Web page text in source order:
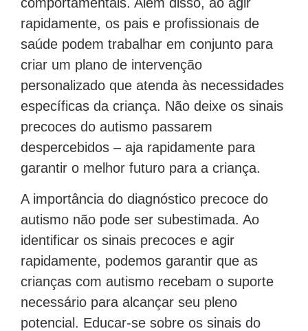
rapidamente, os pais e profissionais de
saúde podem trabalhar em conjunto para
criar um plano de intervenção
personalizado que atenda às necessidades
específicas da criança. Não deixe os sinais
precoces do autismo passarem
despercebidos – aja rapidamente para
garantir o melhor futuro para a criança.
A importância do diagnóstico precoce do
autismo não pode ser subestimada. Ao
identificar os sinais precoces e agir
rapidamente, podemos garantir que as
crianças com autismo recebam o suporte
necessário para alcançar seu pleno
potencial. Educar-se sobre os sinais do